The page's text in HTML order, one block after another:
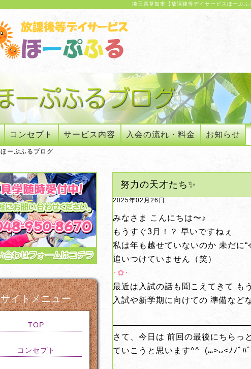
埼玉県草加市【放課後等デイサービスほーぷふ
コンセプト サービス内容 入会の流れ・料金 お知らせ
ほーぷふるブログ
努力の天才たち✨
2025年02月26日
みなさま こんにちは〜♪
もうすぐ3月！？ 早いですねぇ
私は年も越せていないのか 未だに
追いつけていません（笑）
･︎✿･
最近は入試の話も聞こえてきて
入試や新学期に向けての 準備な
さて、今日は 前回の最後にちらっ
ていこうと思います^^ (⑉>ᴗ<ﾉﾉﾞﾊ
。
サイトメニュー
TOP
コンセプト